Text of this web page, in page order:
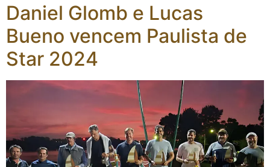
Daniel Glomb e Lucas
Bueno vencem Paulista de
Star 2024